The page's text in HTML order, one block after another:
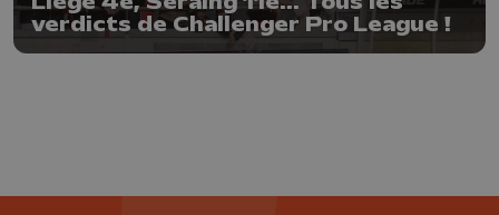
verdicts de Challenger Pro League !